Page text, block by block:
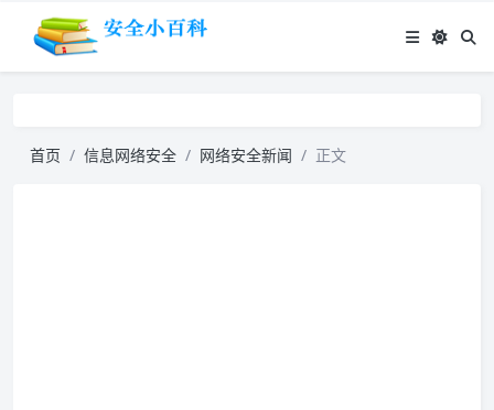
首页 信息网络安全 网络安全新闻 正文